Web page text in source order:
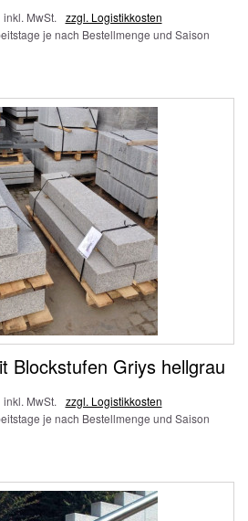
inkl. MwSt.
zzgl. Logistikkosten
je nach Bestellmenge und Saison
Blockstufen Griys hellgrau
inkl. MwSt.
zzgl. Logistikkosten
je nach Bestellmenge und Saison